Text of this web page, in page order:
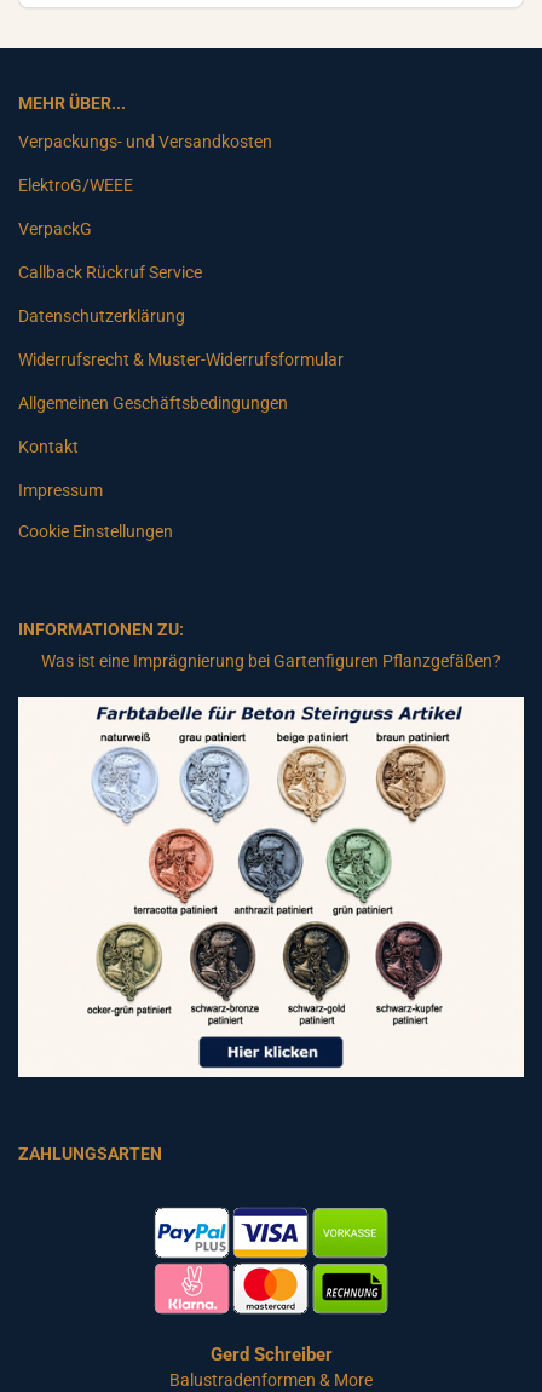
MEHR ÜBER...
Verpackungs- und Versandkosten
ElektroG/WEEE
VerpackG
Callback Rückruf Service
Datenschutzerklärung
Widerrufsrecht & Muster-Widerrufsformular
Allgemeinen Geschäftsbedingungen
Kontakt
Impressum
Cookie Einstellungen
INFORMATIONEN ZU:
Was ist eine Imprägnierung bei Gartenfiguren Pflanzgefäßen?
ZAHLUNGSARTEN
Gerd Schreiber
Balustradenformen & More